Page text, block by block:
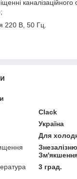
220 В, 50 Гц.
Clack
Україна
Для
3 град.